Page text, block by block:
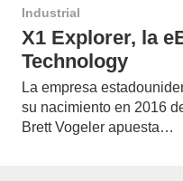
Industrial
X1 Explorer, la
Technology
La empresa
su nacimiento en 2016
Brett Vogeler apuesta…